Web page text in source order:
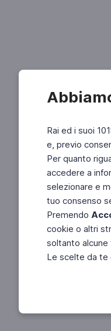
Rai ed i suoi
e, previo
Per quanto
accedere a
selezionare e
tuo consenso
Premendo
cookie o altri
soltanto
Le scelte da te